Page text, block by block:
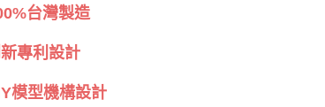
台灣製造
專利設計
模型機構設計